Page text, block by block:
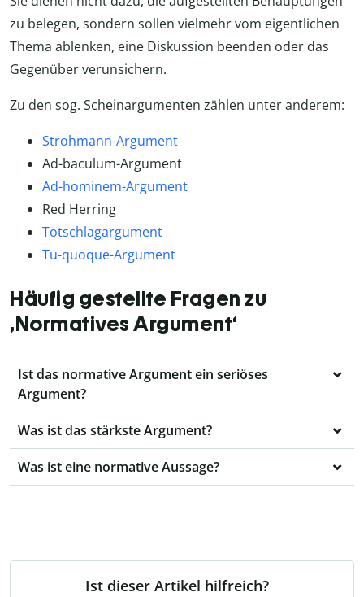
zu belegen, sondern sollen vielmehr vom eigentlichen
Thema ablenken, eine Diskussion beenden oder das
Gegenüber verunsichern.
Zu den sog. Scheinargumenten zählen unter anderem:
Strohmann-Argument
Ad-baculum-Argument
Ad-hominem-Argument
Red Herring
Totschlagargument
Tu-quoque-Argument
Häufig gestellte Fragen zu
‚Normatives Argument‘
Ist das normative Argument ein seriöses
Argument?
Was ist das stärkste Argument?
Was ist eine normative Aussage?
Ist dieser Artikel hilfreich?